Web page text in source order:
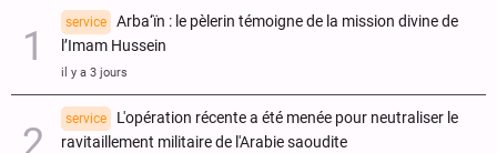
service
Arba‘ïn : le pèlerin témoigne de la mission divine de
l’Imam Hussein
il y a 3 jours
service
L'opération récente a été menée pour neutraliser le
ravitaillement militaire de l'Arabie saoudite